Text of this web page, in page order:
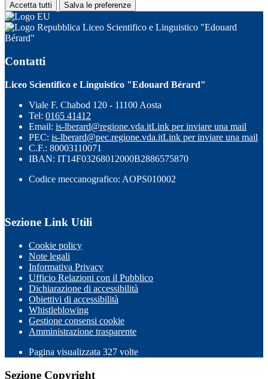
Accetta tutti Salva le preferenze
Liceo Scientifico e Linguistico "Edouard
Bérard"
Contatti
Liceo Scientifico e Linguistico "Edouard Bérard"
Viale F. Chabod 120 - 11100 Aosta
Tel: 0165 41412
Email: is-lberard@regione.vda.itLink per inviare una mail
PEC: is-lberard@pec.regione.vda.itLink per inviare una mail
C.F.: 80003110071
IBAN: IT14F03268012000B2886575870
Codice meccanografico: AOPS010002
Sezione Link Utili
Cookie policy
Note legali
Informativa Privacy
Ufficio Relazioni con il Pubblico
Dichiarazione di accessibilità
Obiettivi di accessibilità
Whistleblowing
Gestione consensi cookie
Amministrazione trasparente
Pagina visualizzata 327 volte
Sezione Copyright